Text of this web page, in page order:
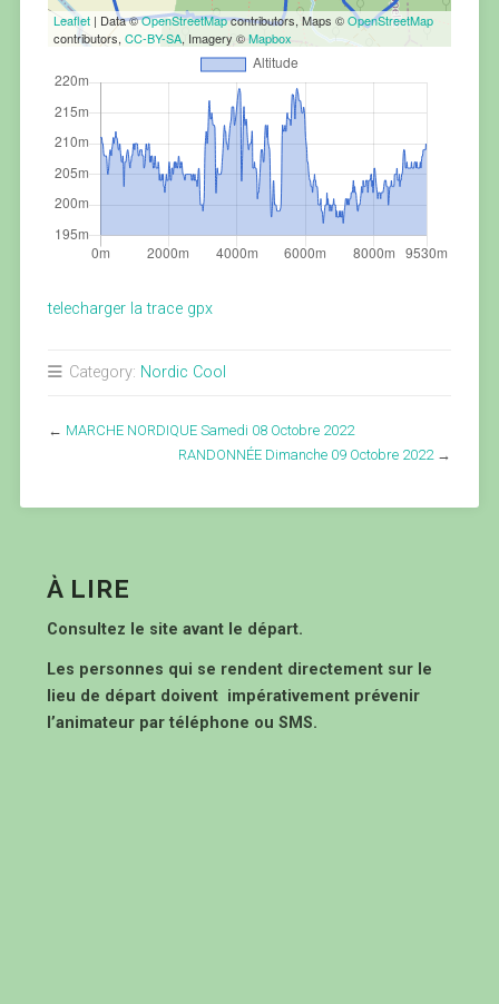
Leaflet| Data ©OpenStreetMapcontributors, Maps ©OpenStreetMap
contributors, CC-BY-SA, Imagery ©Mapbox
telecharger la trace gpx
Category: Nordic Cool
← MARCHE NORDIQUE Samedi 08 Octobre 2022
RANDONNÉE Dimanche 09 Octobre 2022→
À LIRE
Consultez le site avant le départ.
Les personnes qui se rendent directement sur le
lieu de départ doivent impérativement prévenir
l’animateur par téléphone ou SMS.